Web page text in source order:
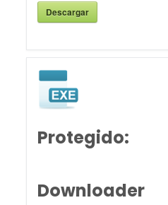
Descargar
Protegido: